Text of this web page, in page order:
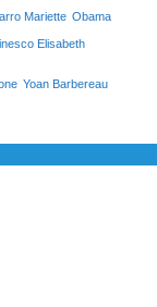
Mariette Obama
Elisabeth
Yoan Barbereau